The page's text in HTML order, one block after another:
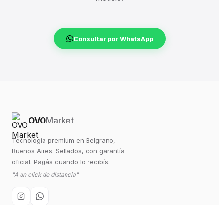
Consultar por WhatsApp
OVOMarket
Tecnología premium en Belgrano,
Buenos Aires. Sellados, con garantía
oficial. Pagás cuando lo recibís.
"A un click de distancia"